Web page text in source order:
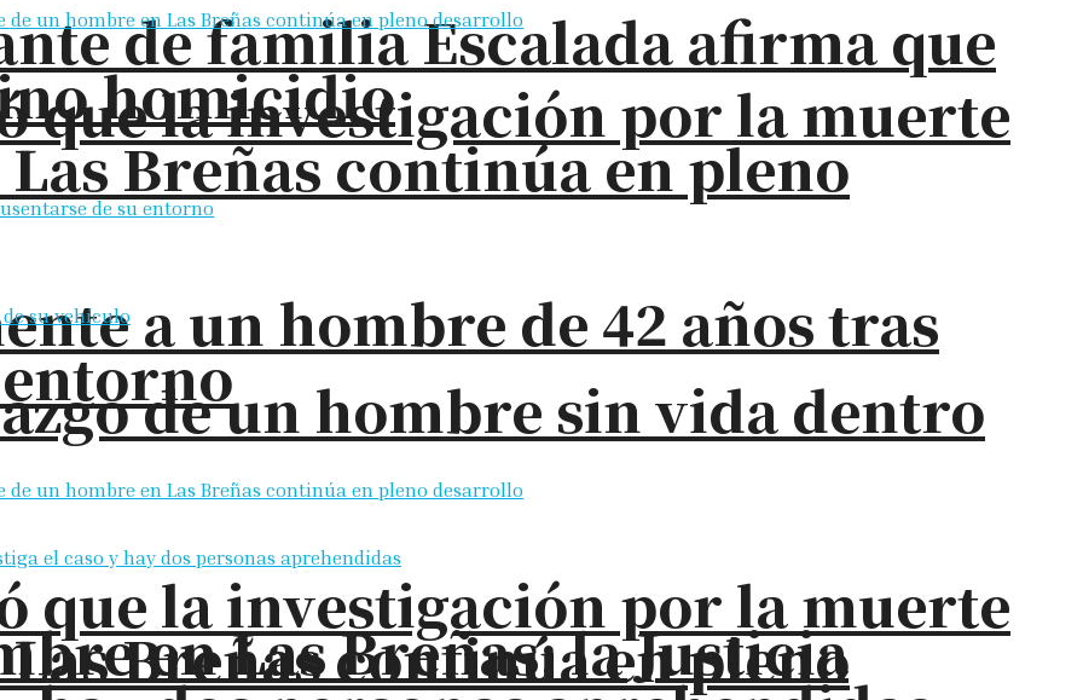
de familia Escalada afirma que
homicidio
a un hombre de 42 años tras
que la investigación por la muerte
Breñas continúa en pleno
que la investigación por la muerte
Breñas continúa en pleno
de un hombre sin vida dentro
en Las Breñas: la Justicia